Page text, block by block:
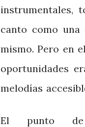
instrumentales,
canto como una
mismo. Pero en
oportunidades
melodías
El punto